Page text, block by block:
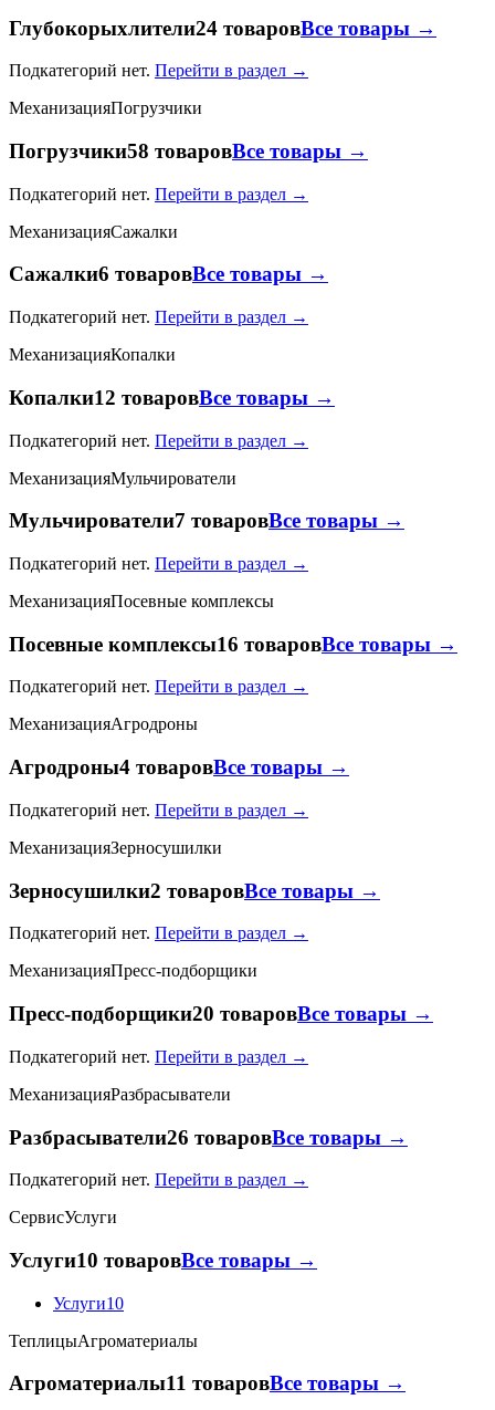
Глубокорыхлители24 товаровВсе товары →
Подкатегорий нет. Перейти в раздел →
МеханизацияПогрузчики
Погрузчики58 товаровВсе товары →
Подкатегорий нет. Перейти в раздел →
МеханизацияСажалки
Сажалки6 товаровВсе товары →
Подкатегорий нет. Перейти в раздел →
МеханизацияКопалки
Копалки12 товаровВсе товары →
Подкатегорий нет. Перейти в раздел →
МеханизацияМульчирователи
Мульчирователи7 товаровВсе товары →
Подкатегорий нет. Перейти в раздел →
МеханизацияПосевные комплексы
Посевные комплексы16 товаровВсе товары →
Подкатегорий нет. Перейти в раздел →
МеханизацияАгродроны
Агродроны4 товаровВсе товары →
Подкатегорий нет. Перейти в раздел →
МеханизацияЗерносушилки
Зерносушилки2 товаровВсе товары →
Подкатегорий нет. Перейти в раздел →
МеханизацияПресс-подборщики
Пресс-подборщики20 товаровВсе товары →
Подкатегорий нет. Перейти в раздел →
МеханизацияРазбрасыватели
Разбрасыватели26 товаровВсе товары →
Подкатегорий нет. Перейти в раздел →
СервисУслуги
Услуги10 товаровВсе товары →
Услуги10
ТеплицыАгроматериалы
Агроматериалы11 товаровВсе товары →